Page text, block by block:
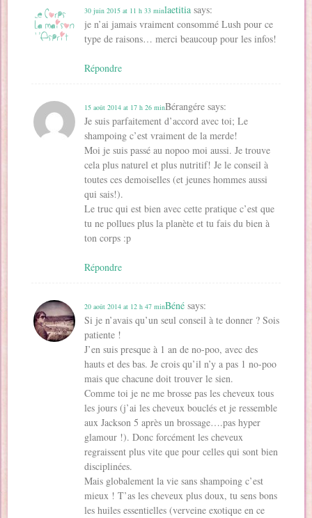
laetitia says:
30 juin 2015 at 11 h 33 min
je n’ai jamais vraiment consommé Lush pour ce
type de raisons… merci beaucoup pour les infos!
Répondre
Bérangére says:
15 août 2014 at 17 h 26 min
Je suis parfaitement d’accord avec toi; Le
shampoing c’est vraiment de la merde!
Moi je suis passé au nopoo moi aussi. Je trouve
cela plus naturel et plus nutritif! Je le conseil à
toutes ces demoiselles (et jeunes hommes aussi
qui sais!).
Le truc qui est bien avec cette pratique c’est que
tu ne pollues plus la planète et tu fais du bien à
ton corps :p
Répondre
Béné says:
20 août 2014 at 12 h 47 min
Si je n’avais qu’un seul conseil à te donner ? Sois
patiente !
J’en suis presque à 1 an de no-poo, avec des
hauts et des bas. Je crois qu’il n’y a pas 1 no-poo
mais que chacune doit trouver le sien.
Comme toi je ne me brosse pas les cheveux tous
les jours (j’ai les cheveux bouclés et je ressemble
aux Jackson 5 après un brossage….pas hyper
glamour !). Donc forcément les cheveux
regraissent plus vite que pour celles qui sont bien
disciplinées.
Mais globalement la vie sans shampoing c’est
mieux ! T’as les cheveux plus doux, tu sens bons
les huiles essentielles (verveine exotique en ce